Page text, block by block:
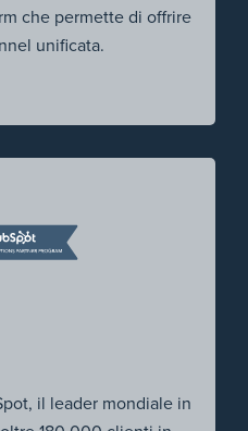
che permette di offrire
unificata.
il leader mondiale in